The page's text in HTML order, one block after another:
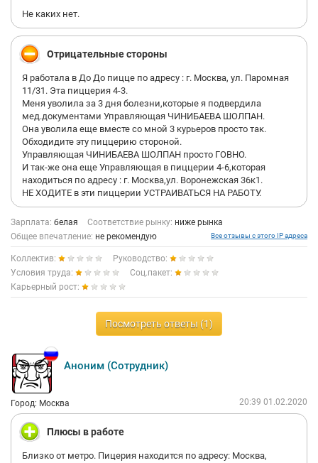
Не каких нет.
Отрицательные стороны
Я работала в До До пицце по адресу : г. Москва, ул. Паромная
11/31. Эта пиццерия 4-3.
Меня уволила за 3 дня болезни,которые я подвердила
мед.документами Управляющая ЧИНИБАЕВА ШОЛПАН.
Она уволила еще вместе со мной 3 курьеров просто так.
Обходидите эту пиццерию стороной.
Управляющая ЧИНИБАЕВА ШОЛПАН просто ГОВНО.
И так-же она еще Управляющая в пиццерии 4-6,которая
находиться по адресу : г. Москва,ул. Воронежская 36к1.
НЕ ХОДИТЕ в эти пиццерии УСТРАИВАТЬСЯ НА РАБОТУ.
Зарплата: белая Соответствие рынку: ниже рынка
Общее впечатление: не рекомендую Все отзывы с этого IP адреса
Коллектив:
Руководство:
Условия труда:
Соц.пакет:
Карьерный рост:
Посмотреть ответы (1)
Аноним (Сотрудник)
Город: Москва 20:39 01.02.2020
Плюсы в работе
Близко от метро. Пицерия находится по адресу: Москва,